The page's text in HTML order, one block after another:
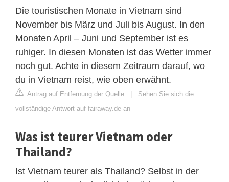
Die touristischen Monate in Vietnam sind
November bis März und Juli bis August. In den
Monaten April – Juni und September ist es
ruhiger. In diesen Monaten ist das Wetter immer
noch gut. Achte in diesem Zeitraum darauf, wo
du in Vietnam reist, wie oben erwähnt.
Antrag auf Entfernung der Quelle | Sehen Sie sich die
vollständige Antwort auf fairaway.de an
Was ist teurer Vietnam oder
Thailand?
Ist Vietnam teurer als Thailand? Selbst in der